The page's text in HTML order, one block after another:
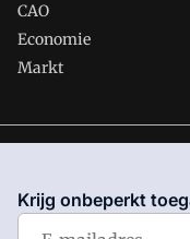
CAO
Economie
Markt
waar VMN media voor
volgende regelingen
Krijg onbeperkt